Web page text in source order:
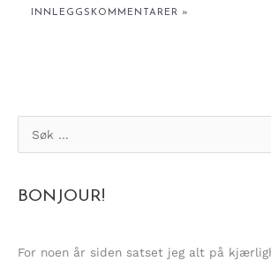
ø
e
t
BONJOUR!
For noen år siden satset jeg alt på